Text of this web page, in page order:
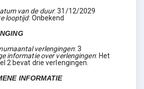
van de duur:31/12/2029
looptijd: Onbekend
verlengingen: 3
informatie over verlengingen: Het
2 bevat drie verlengingen.
INFORMATIE